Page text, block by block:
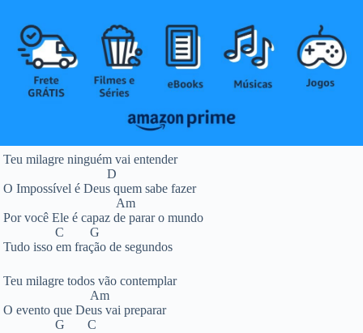
Teu milagre ninguém vai entender
D
O Impossível é Deus quem sabe fazer
Am
Por você Ele é capaz de parar o mundo
C G
Tudo isso em fração de segundos
Teu milagre todos vão contemplar
Am
O evento que Deus vai preparar
G C